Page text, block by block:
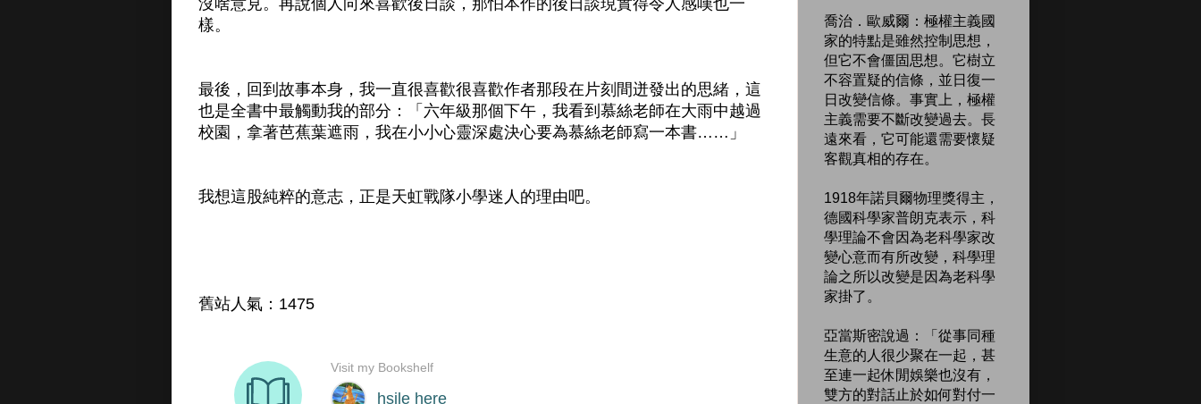
樣。
最後，回到故事本身，我一直很喜歡很喜歡作者那段在片刻間迸發出的思緒，這
也是全書中最觸動我的部分：「六年級那個下午，我看到慕絲老師在大雨中越過
校園，拿著芭蕉葉遮雨，我在小小心靈深處決心要為慕絲老師寫一本書……」
我想這股純粹的意志，正是天虹戰隊小學迷人的理由吧。
舊站人氣：1475
喬治．歐威爾：極權主義國
家的特點是雖然控制思想，
但它不會僵固思想。它樹立
不容置疑的信條，並日復一
日改變信條。事實上，極權
主義需要不斷改變過去。長
遠來看，它可能還需要懷疑
客觀真相的存在。
1918年諾貝爾物理獎得主，
德國科學家普朗克表示，科
學理論不會因為老科學家改
變心意而有所改變，科學理
論之所以改變是因為老科學
家掛了。
亞當斯密說過：「從事同種
生意的人很少聚在一起，甚
至連一起休閒娛樂也沒有，
雙方的對話止於如何對付一